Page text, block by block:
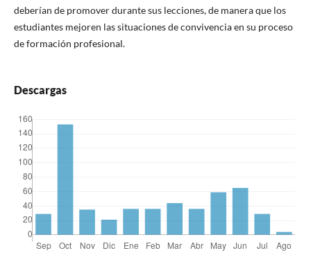
deberían de promover durante sus lecciones, de manera que los
estudiantes mejoren las situaciones de convivencia en su proceso
de formación profesional.
Descargas